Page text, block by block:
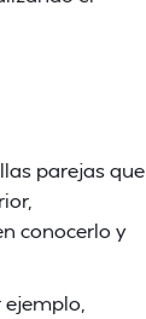
parejas que
conocerlo y